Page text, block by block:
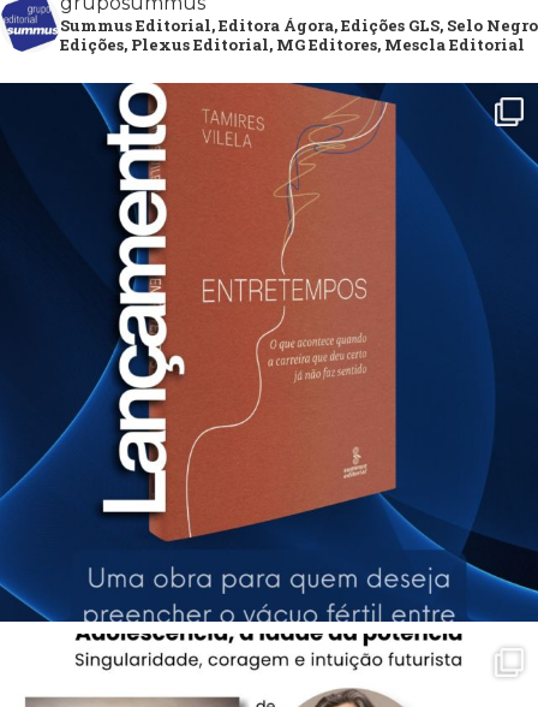
Summus Editorial, Editora Ágora, Edições GLS, Selo Negro
Edições, Plexus Editorial, MG Editores, Mescla Editorial